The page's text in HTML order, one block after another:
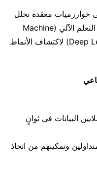
خوارزميات معقدة تحلل
البيانات التاريخية والحالية، وتستخدم التعلم الآلي (Machine
Learning) والتعلم العميق (Deep Learning) لاكتشاف الأنماط
البيانات في ثوانٍ
وتمكينهم من اتخاذ